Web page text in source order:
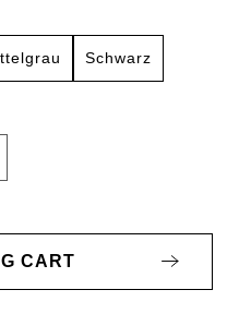
Schwarz
option is currently unavailable.)
CART